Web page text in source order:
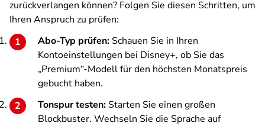
zurückverlangen können? Folgen Sie diesen Schritten, um
Ihren Anspruch zu prüfen:
Abo-Typ prüfen: Schauen Sie in Ihren
Kontoeinstellungen bei Disney+, ob Sie das
„Premium“-Modell für den höchsten Monatspreis
gebucht haben.
Tonspur testen: Starten Sie einen großen
Blockbuster. Wechseln Sie die Sprache auf